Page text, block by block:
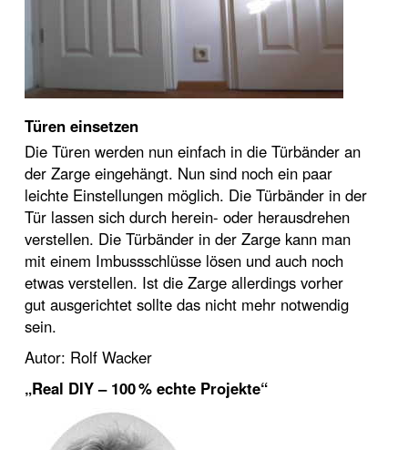
Türen einsetzen
Die Türen werden nun einfach in die Türbänder an
der Zarge eingehängt. Nun sind noch ein paar
leichte Einstellungen möglich. Die Türbänder in der
Tür lassen sich durch herein- oder herausdrehen
verstellen. Die Türbänder in der Zarge kann man
mit einem Imbussschlüsse lösen und auch noch
etwas verstellen. Ist die Zarge allerdings vorher
gut ausgerichtet sollte das nicht mehr notwendig
sein.
Autor: Rolf Wacker
„Real DIY – 100 % echte Projekte“